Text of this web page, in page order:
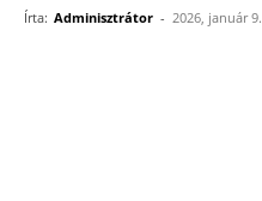
Írta: Adminisztrátor - 2026, január 9.